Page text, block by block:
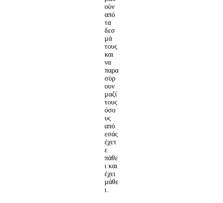
ούν
από
τα
δεσ
μά
τους
και
να
παρα
σύρ
ουν
μαζί
τους
όσο
υς
από
εσάς
έχετ
ε
πάθε
ι και
έχει
μάθε
ι.